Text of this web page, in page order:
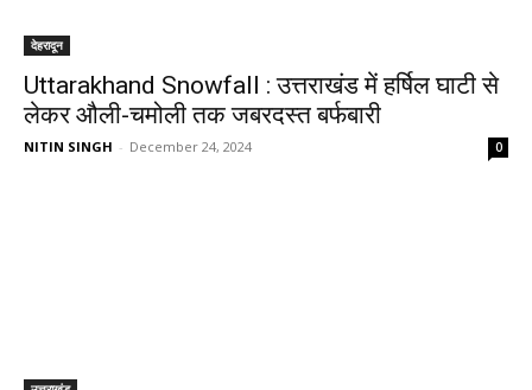
देहरादून
Uttarakhand Snowfall : उत्तराखंड में हर्षिल घाटी से
लेकर औली-चमोली तक जबरदस्त बर्फबारी
NITIN SINGH - December 24, 2024 0